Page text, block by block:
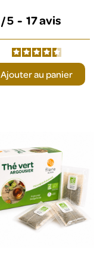
/5 - 17avis
Ajouter au panier